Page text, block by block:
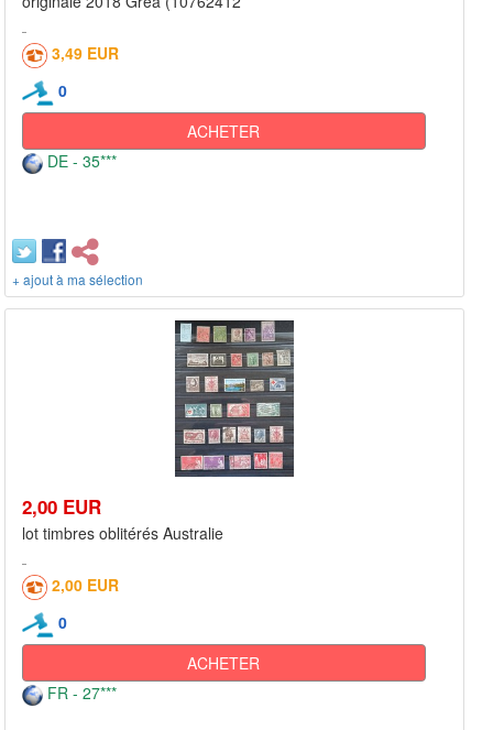
3,49 EUR
0
ACHETER
DE - 35***
+ ajout à ma sélection
2,00 EUR
lot timbres oblitérés Australie
2,00 EUR
0
ACHETER
FR - 27***